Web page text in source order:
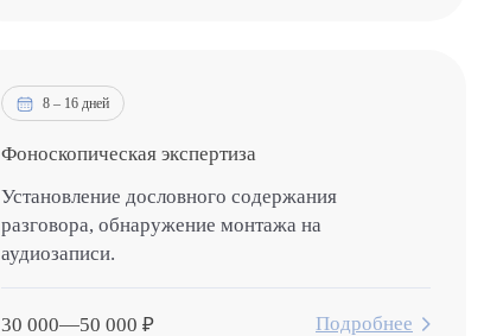
8 – 16 дней
Фоноскопическая экспертиза
Установление дословного содержания
разговора, обнаружение монтажа на
аудиозаписи.
30 000—50 000 ₽ Подробнее